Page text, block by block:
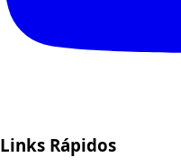
Links Rápidos